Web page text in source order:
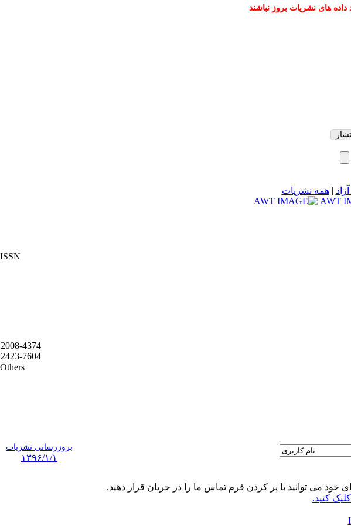
های نشریات بروز نباشند
|همه نشریات
ISSN
2008-4374
2423-7604
Others
بروزرسانی نشریات
۱۳۹۶/۱/۱
می توانید با پر کردن فرم تماس ما را در جریان قرار دهید.
کنید.